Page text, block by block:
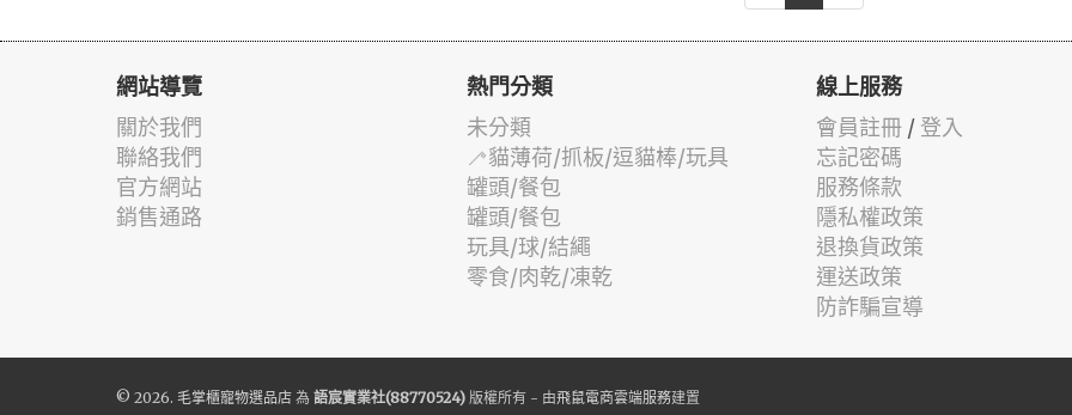
網站導覽
關於我們
聯絡我們
官方網站
銷售通路
熱門分類
未分類
🦯貓薄荷/抓板/逗貓棒/玩具
罐頭/餐包
罐頭/餐包
玩具/球/結繩
零食/肉乾/凍乾
線上服務
會員註冊 / 登入
忘記密碼
服務條款
隱私權政策
退換貨政策
運送政策
防詐騙宣導
© 2026. 毛掌櫃寵物選品店 為 語宸實業社(88770524) 版權所有 - 由飛鼠電商雲端服務建置